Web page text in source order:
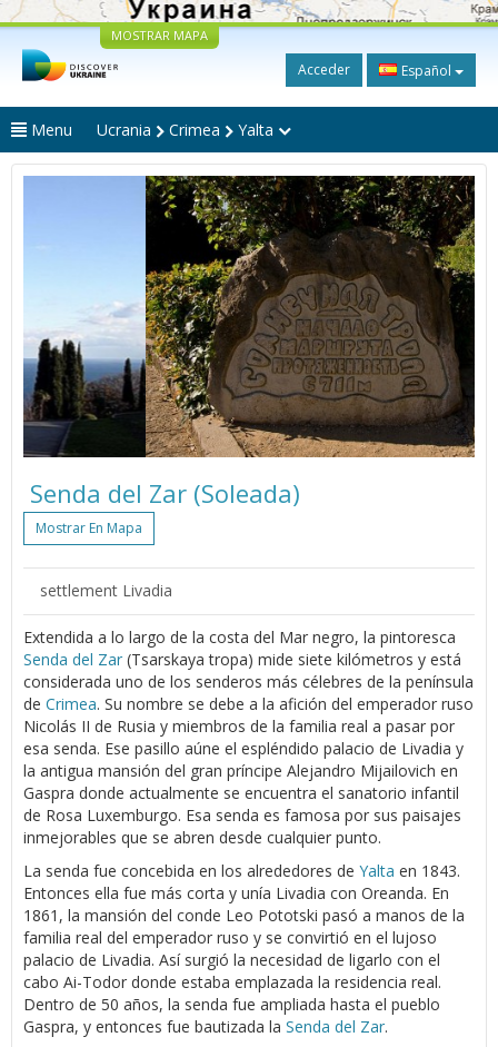
MOSTRAR MAPA
Acceder Español
Menu Ucrania Crimea Yalta
Senda del Zar (Soleada)
Mostrar En Mapa
settlement Livadia
Extendida a lo largo de la costa del Mar negro, la pintoresca
Senda del Zar (Tsarskaya tropa) mide siete kilómetros y está
considerada uno de los senderos más célebres de la península
de Crimea. Su nombre se debe a la afición del emperador ruso
Nicolás II de Rusia y miembros de la familia real a pasar por
esa senda. Ese pasillo aúne el espléndido palacio de Livadia y
la antigua mansión del gran príncipe Alejandro Mijailovich en
Gaspra donde actualmente se encuentra el sanatorio infantil
de Rosa Luxemburgo. Esa senda es famosa por sus paisajes
inmejorables que se abren desde cualquier punto.
La senda fue concebida en los alrededores de Yalta en 1843.
Entonces ella fue más corta y unía Livadia con Oreanda. En
1861, la mansión del conde Leo Pototski pasó a manos de la
familia real del emperador ruso y se convirtió en el lujoso
palacio de Livadia. Así surgió la necesidad de ligarlo con el
cabo Ai-Todor donde estaba emplazada la residencia real.
Dentro de 50 años, la senda fue ampliada hasta el pueblo
Gaspra, y entonces fue bautizada la Senda del Zar.